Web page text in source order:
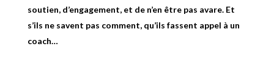
soutien, d’engagement, et de n’en être pas avare.Et
s’ils ne savent pas comment, qu’ils fassent appel à un
coach…